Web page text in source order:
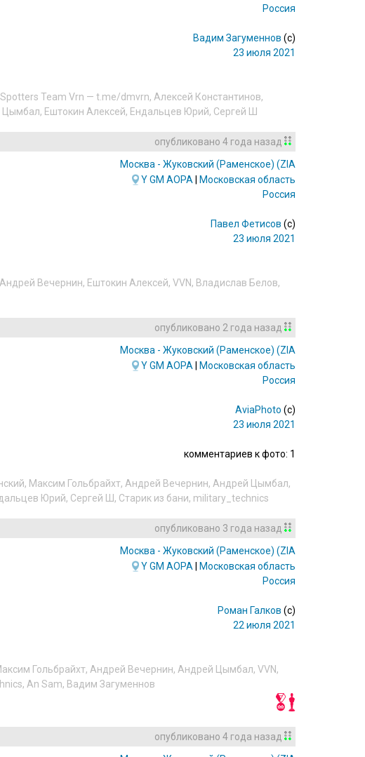
Россия
Вадим Загуменнов (c)
23 июля 2021
Team Vrn — t.me/dmvrn, Алексей Константинов,
Цымбал, Ештокин Алексей, Ендальцев Юрий, Сергей Ш
опубликовано 4 года назад
Москва - Жуковский (Раменское) (ZIA/UUBW)
YGM AOPA
Московская область
Россия
Павел Фетисов (c)
23 июля 2021
Андрей Вечернин, Ештокин Алексей, VVN, Владислав Белов,
опубликовано 2 года назад
Москва - Жуковский (Раменское) (ZIA/UUBW)
YGM AOPA
Московская область
Россия
AviaPhoto (c)
23 июля 2021
комментариев к фото: 1
, Максим Гольбрайхт, Андрей Вечернин, Андрей Цымбал,
Юрий, Сергей Ш , Старик из бани, military_technics
опубликовано 3 года назад
Москва - Жуковский (Раменское) (ZIA/UUBW)
YGM AOPA
Московская область
Россия
Роман Галков (c)
22 июля 2021
Гольбрайхт, Андрей Вечернин, Андрей Цымбал, VVN,
, An Sam, Вадим Загуменнов
опубликовано 4 года назад